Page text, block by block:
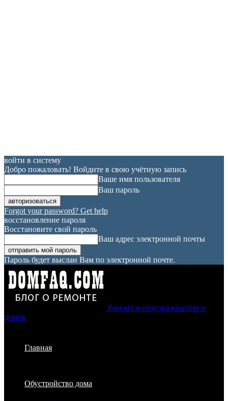
войти в систему
Добро пожаловать! Войдите в свою учётную запись
Ваше имя пользователя
Ваш пароль
Forgot your password? Get help
восстановление пароля
Восстановите свой пароль
Ваш адрес электронной почты
Пароль будет выслан Вам по электронной почте.
Ремонт и отделка квартир и
домов
Главная
Обустройство дома